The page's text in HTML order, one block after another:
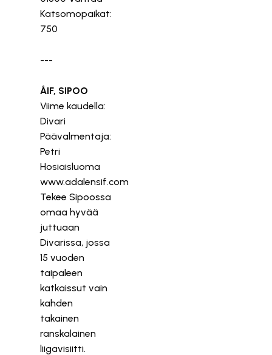
Katsomopaikat:
750
---
ÅIF, SIPOO
Viime kaudella:
Divari
Päävalmentaja:
Petri
Hosiaisluoma
www.adalensif.com
Tekee Sipoossa
omaa hyvää
juttuaan
Divarissa, jossa
15 vuoden
taipaleen
katkaissut vain
kahden
takainen
ranskalainen
liigavisiitti.